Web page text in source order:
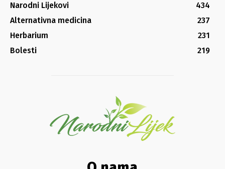
Narodni Lijekovi
434
Alternativna medicina
237
Herbarium
231
Bolesti
219